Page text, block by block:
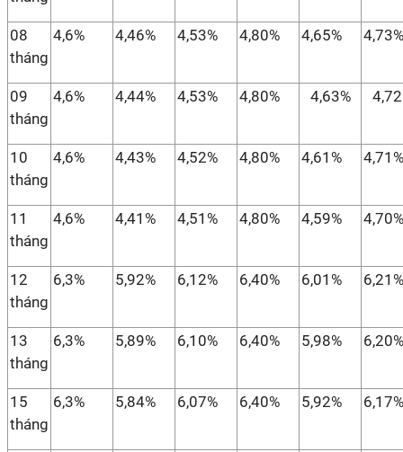
08
tháng
4,6% 4,46% 4,53% 4,80% 4,65% 4,73%
09
tháng
4,6% 4,44% 4,53% 4,80% 4,63%
10
tháng
4,6% 4,43% 4,52% 4,80% 4,61% 4,71%
11
tháng
4,6% 4,41% 4,51% 4,80% 4,59% 4,70%
12
tháng
6,3% 5,92% 6,12% 6,40% 6,01% 6,21%
13
tháng
6,3% 5,89% 6,10% 6,40% 5,98% 6,20%
15
tháng
6,3% 5,84% 6,07% 6,40% 5,92% 6,17%